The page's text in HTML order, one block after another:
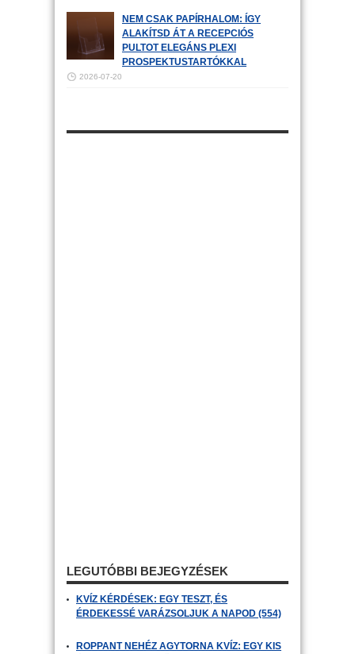
NEM CSAK PAPÍRHALOM: ÍGY
ALAKÍTSD ÁT A RECEPCIÓS
PULTOT ELEGÁNS PLEXI
PROSPEKTUSTARTÓKKAL
2026-07-20
LEGUTÓBBI BEJEGYZÉSEK
KVÍZ KÉRDÉSEK: EGY TESZT, ÉS
ÉRDEKESSÉ VARÁZSOLJUK A NAPOD (554)
ROPPANT NEHÉZ AGYTORNA KVÍZ: EGY KIS